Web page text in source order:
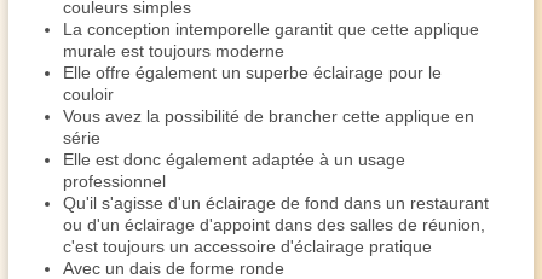
couleurs simples
La conception intemporelle garantit que cette applique
murale est toujours moderne
Elle offre également un superbe éclairage pour le
couloir
Vous avez la possibilité de brancher cette applique en
série
Elle est donc également adaptée à un usage
professionnel
Qu'il s'agisse d'un éclairage de fond dans un restaurant
ou d'un éclairage d'appoint dans des salles de réunion,
c'est toujours un accessoire d'éclairage pratique
Avec un dais de forme ronde